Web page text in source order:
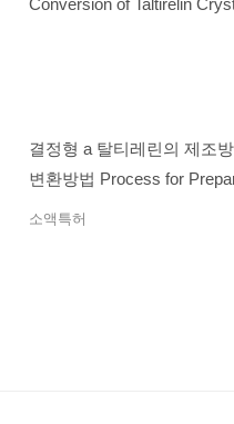
결정형 a 탈티레린의 제조
변환방법 Process for
Conversion of Taltirelin
소액특허